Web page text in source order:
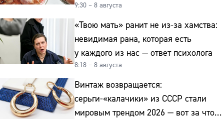
и для здоровья этой зимой
9:30 – 8 августа
«Твою мать» ранит не из-за хамства:
невидимая рана, которая есть
у каждого из нас — ответ психолога
8:18 – 8 августа
Винтаж возвращается:
серьги-«калачики» из СССР стали
мировым трендом 2026 — вот за что